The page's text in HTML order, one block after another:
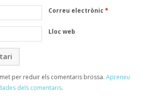
Correu electrònic*
Lloc web
per reduir els comentaris brossa.Apreneu
dels comentaris.